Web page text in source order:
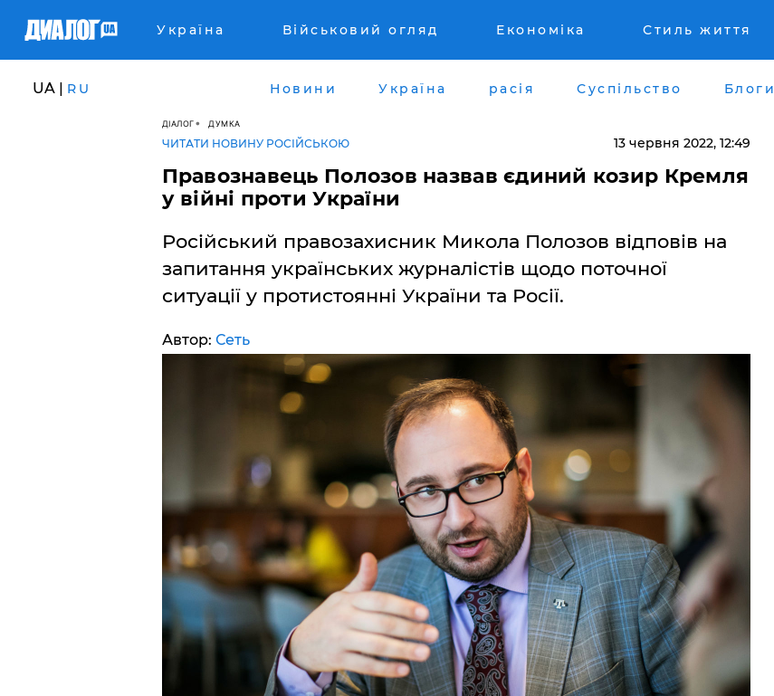
Україна Військовий огляд Економіка Стиль життя
UA | RU Новини Україна расія Суспільство Блоги
ДІАЛОГ ДУМКА
ЧИТАТИ НОВИНУ РОСІЙСЬКОЮ 13 червня 2022, 12:49
Правознавець Полозов назвав єдиний козир Кремля
у війні проти України
Російський правозахисник Микола Полозов відповів на
запитання українських журналістів щодо поточної
ситуації у протистоянні України та Росії.
Автор: Сеть